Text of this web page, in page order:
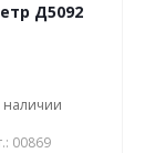
Д5092
наличии
00869